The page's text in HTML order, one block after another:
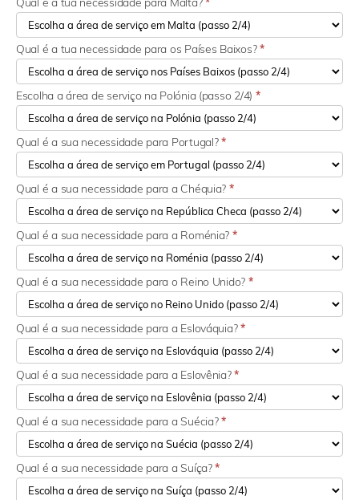
Qual é a tua necessidade para os Países Baixos?*
Escolha a área de serviço na Polónia (passo 2/4) *
Qual é a sua necessidade para Portugal?*
Qual é a sua necessidade para a Chéquia? *
Qual é a sua necessidade para a Roménia? *
Qual é a sua necessidade para o Reino Unido? *
Qual é a sua necessidade para a Eslováquia?*
Qual é a sua necessidade para a Eslovênia?*
Qual é a sua necessidade para a Suécia?*
Qual é a sua necessidade para a Suíça?*